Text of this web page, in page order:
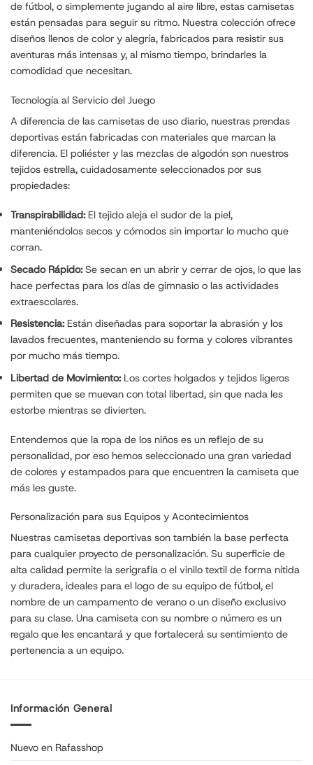
de fútbol, o simplemente jugando al aire libre, estas camisetas
están pensadas para seguir su ritmo. Nuestra colección ofrece
diseños llenos de color y alegría, fabricados para resistir sus
aventuras más intensas y, al mismo tiempo, brindarles la
comodidad que necesitan.
Tecnología al Servicio del Juego
A diferencia de las camisetas de uso diario, nuestras prendas
deportivas están fabricadas con materiales que marcan la
diferencia. El poliéster y las mezclas de algodón son nuestros
tejidos estrella, cuidadosamente seleccionados por sus
propiedades:
Transpirabilidad: El tejido aleja el sudor de la piel,
manteniéndolos secos y cómodos sin importar lo mucho que
corran.
Secado Rápido: Se secan en un abrir y cerrar de ojos, lo que las
hace perfectas para los días de gimnasio o las actividades
extraescolares.
Resistencia: Están diseñadas para soportar la abrasión y los
lavados frecuentes, manteniendo su forma y colores vibrantes
por mucho más tiempo.
Libertad de Movimiento: Los cortes holgados y tejidos ligeros
permiten que se muevan con total libertad, sin que nada les
estorbe mientras se divierten.
Entendemos que la ropa de los niños es un reflejo de su
personalidad, por eso hemos seleccionado una gran variedad
de colores y estampados para que encuentren la camiseta que
más les guste.
Personalización para sus Equipos y Acontecimientos
Nuestras camisetas deportivas son también la base perfecta
para cualquier proyecto de personalización. Su superficie de
alta calidad permite la serigrafía o el vinilo textil de forma nítida
y duradera, ideales para el logo de su equipo de fútbol, el
nombre de un campamento de verano o un diseño exclusivo
para su clase. Una camiseta con su nombre o número es un
regalo que les encantará y que fortalecerá su sentimiento de
pertenencia a un equipo.
Información General
Nuevo en Rafasshop